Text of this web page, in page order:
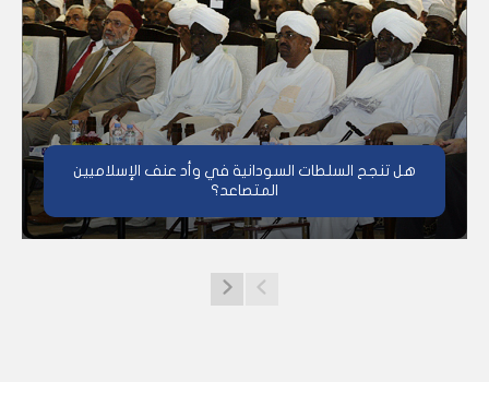
هل تنجح السلطات السودانية في وأد عنف الإسلاميين
المتصاعد؟